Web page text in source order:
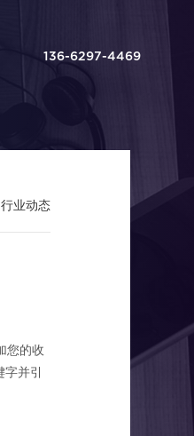
136-6297-4469
行业动态
您的收
并引